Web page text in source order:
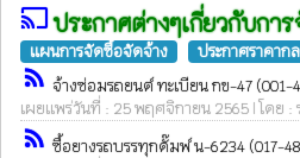
castประกาศต่างๆเกี่ยวกับกา
แผนการจัดซื้อจัดจ้าง ประกาศราคาก
rss_feed จ้างซ่อมรถยนต์ ทะเบียน กข-47 (001-
เผยแพร่วันที่ : 25 พฤศจิกายน 2565 | โดย :
rss_feed ซื้อยางรถบรรทุกดั๊มพ์ น-6234 (017-